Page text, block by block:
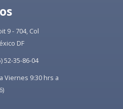
9 - 704, Col
DF
52-35-86-04
Viernes 9:30 hrs a